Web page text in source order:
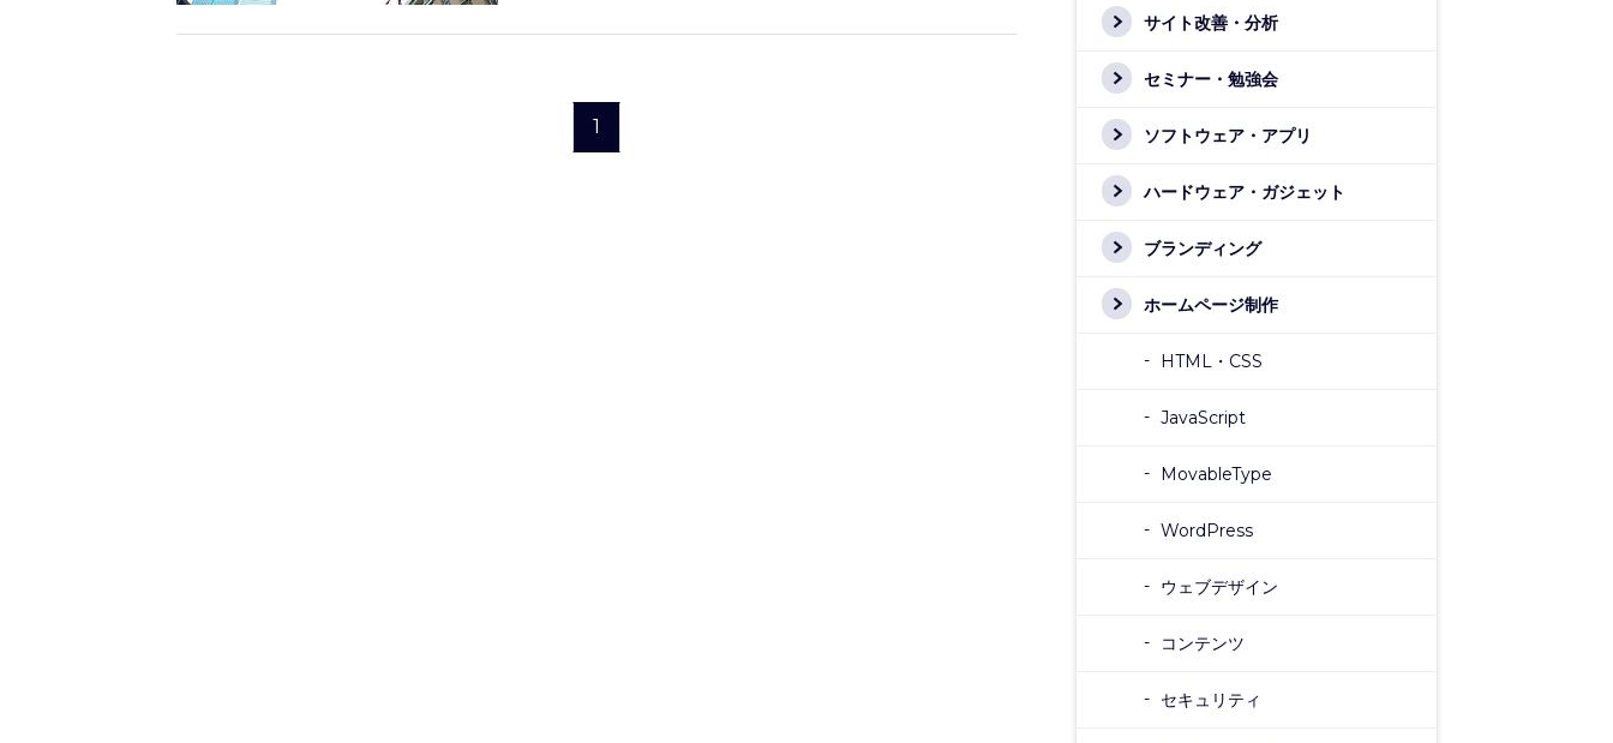
1
サイト改善・分析
セミナー・勉強会
ソフトウェア・アプリ
ハードウェア・ガジェット
ブランディング
ホームページ制作
HTML・CSS
JavaScript
MovableType
WordPress
ウェブデザイン
コンテンツ
セキュリティ